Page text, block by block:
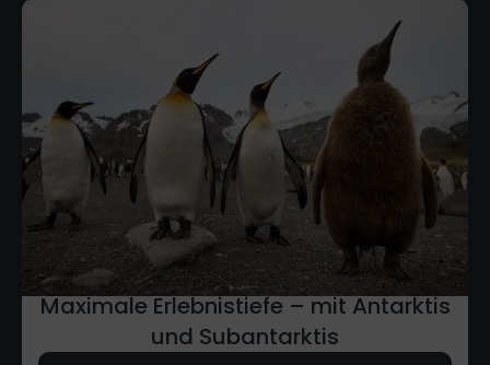
Maximale Erlebnistiefe – mit Antarktis
und Subantarktis